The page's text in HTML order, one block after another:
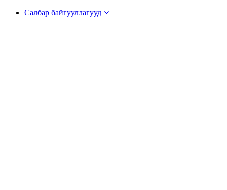
Салбар байгууллагууд